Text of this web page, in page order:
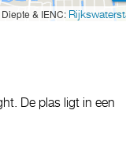
Diepte & IENC:
De plas ligt in een